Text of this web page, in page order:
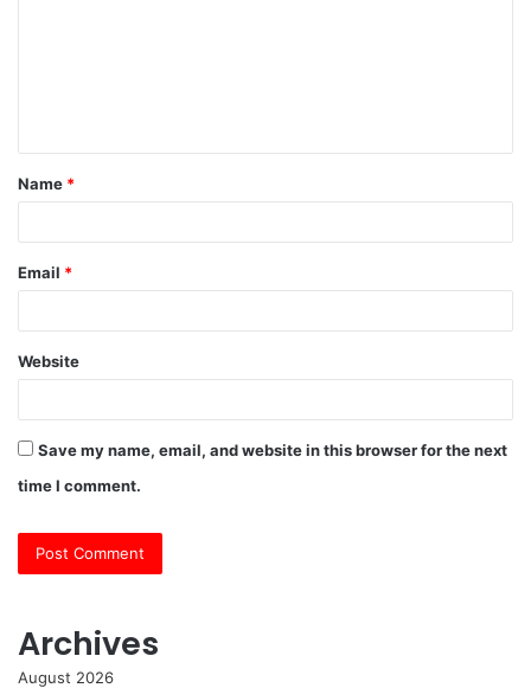
t
*
Name *
Email *
Website
Save my name, email, and website in this browser for the next
time I comment.
Archives
August 2026